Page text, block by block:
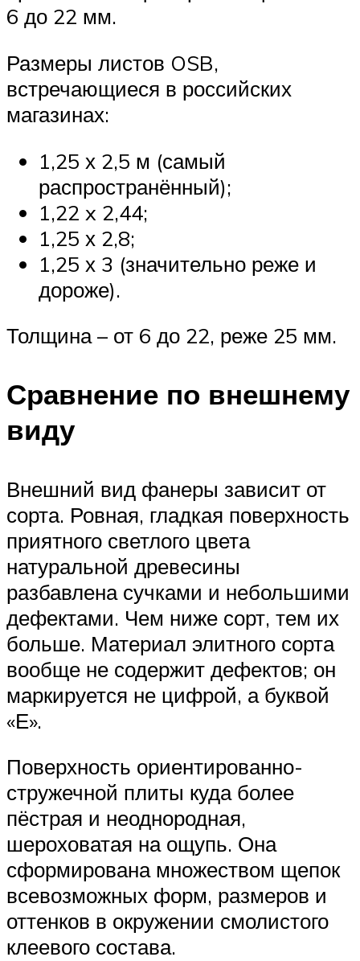
6 до 22 мм.
Размеры листов OSB,
встречающиеся в российских
магазинах:
1,25 х 2,5 м (самый
распространённый);
1,22 x 2,44;
1,25 х 2,8;
1,25 х 3 (значительно реже и
дороже).
Толщина – от 6 до 22, реже 25 мм.
Сравнение по внешнему
виду
Внешний вид фанеры зависит от
сорта. Ровная, гладкая поверхность
приятного светлого цвета
натуральной древесины
разбавлена сучками и небольшими
дефектами. Чем ниже сорт, тем их
больше. Материал элитного сорта
вообще не содержит дефектов; он
маркируется не цифрой, а буквой
«Е».
Поверхность ориентированно-
стружечной плиты куда более
пёстрая и неоднородная,
шероховатая на ощупь. Она
сформирована множеством щепок
всевозможных форм, размеров и
оттенков в окружении смолистого
клеевого состава.